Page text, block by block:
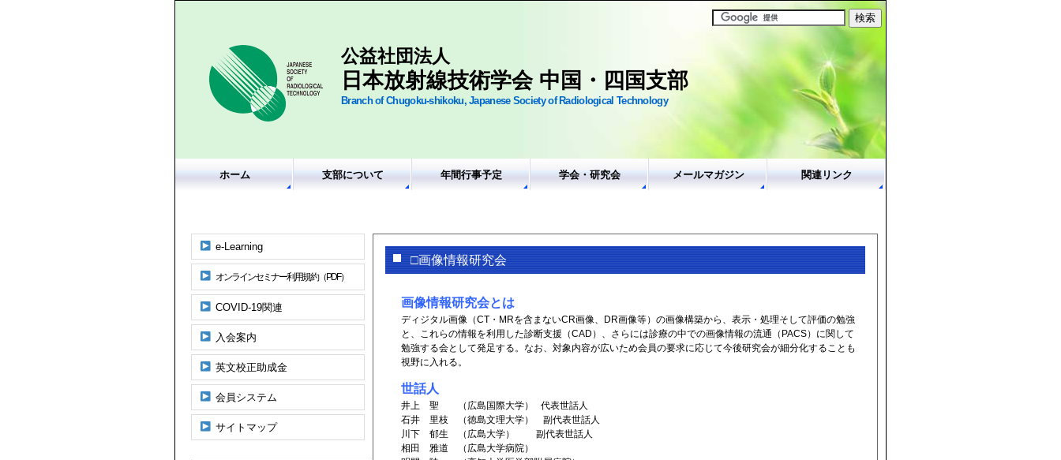
公益社団法人
日本放射線技術学会 中国・四国支部
Branch of Chugoku-shikoku, Japanese Society of Radiological Technology
ホーム 支部について 年間行事予定 学会・研究会 メールマガジン 関連リンク
e-Learning
オンラインセミナー利用規約（PDF）
COVID-19関連
入会案内
英文校正助成金
会員システム
サイトマップ
□画像情報研究会
画像情報研究会とは
ディジタル画像（CT・MRを含まないCR画像、DR画像等）の画像構築から、表示・処理そして評価の勉強
と、これらの情報を利用した診断支援（CAD）、さらには診療の中での画像情報の流通（PACS）に関して
勉強する会として発足する。なお、対象内容が広いため会員の要求に応じて今後研究会が細分化することも
視野に入れる。
世話人
井上 聖 （広島国際大学） 代表世話人
石井 里枝 （徳島文理大学） 副代表世話人
川下 郁生 （広島大学） 副代表世話人
相田 雅道 （広島大学病院）